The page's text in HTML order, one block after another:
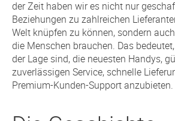
der Zeit haben wir es nicht nur
Beziehungen zu zahlreichen
Welt knüpfen zu können, sondern
die Menschen brauchen. Das
der Lage sind, die neuesten Handys,
zuverlässigen Service, schnelle
Premium-Kunden-Support anzubieten.